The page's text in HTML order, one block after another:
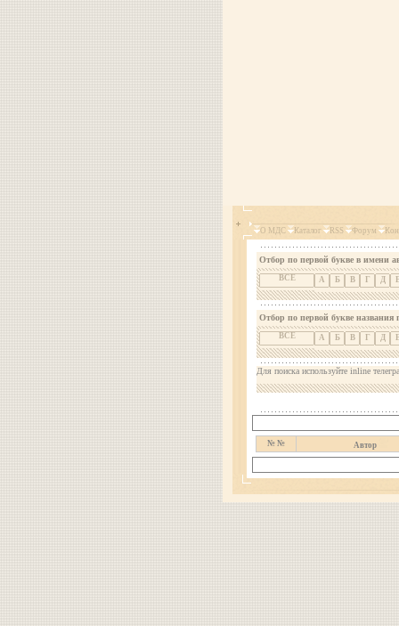
О МДС Каталог RSS Форум
Отбор по первой букве в имени
ВСЕ А Б В Г Д
Отбор по первой букве названия
ВСЕ А Б В Г Д
Для поиска используйте inline
№ № Автор